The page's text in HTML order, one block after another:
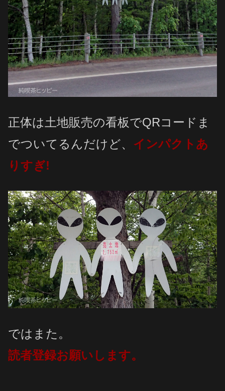
正体は土地販売の看板でQRコードま
でついてるんだけど、 インパクトあ
りすぎ!
ではまた。
読者登録お願いします。